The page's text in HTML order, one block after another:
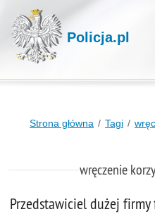
Policja.pl
Strona główna Tagi
wręczenie
Przedstawiciel dużej firmy